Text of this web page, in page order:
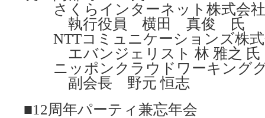
さくらインターネット株式会社
執行役員 横田 真俊 氏
NTTコミュニケーションズ株式
エバンジェリスト 林 雅之 氏
ニッポンクラウドワーキング
副会長 野元 恒志
■12周年パーティ兼忘年会